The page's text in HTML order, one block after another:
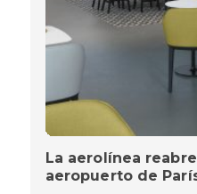
La aerolínea
aeropuerto de